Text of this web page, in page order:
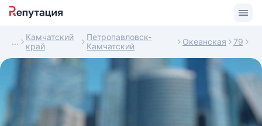
Камчатский
край
Петропавловск-
Камчатский
Океанская 79